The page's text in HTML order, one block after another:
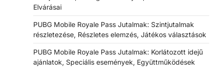
Elvárásai
PUBG Mobile Royale Pass Jutalmak: Szintjutalmak
részletezése, Részletes elemzés, Játékos választások
PUBG Mobile Royale Pass Jutalmak: Korlátozott idejű
ajánlatok, Speciális események, Együttműködések